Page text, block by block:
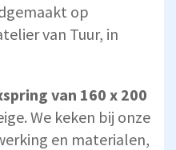
op
van Tuur, in
van 160 x 200
We keken bij onze
en materialen,